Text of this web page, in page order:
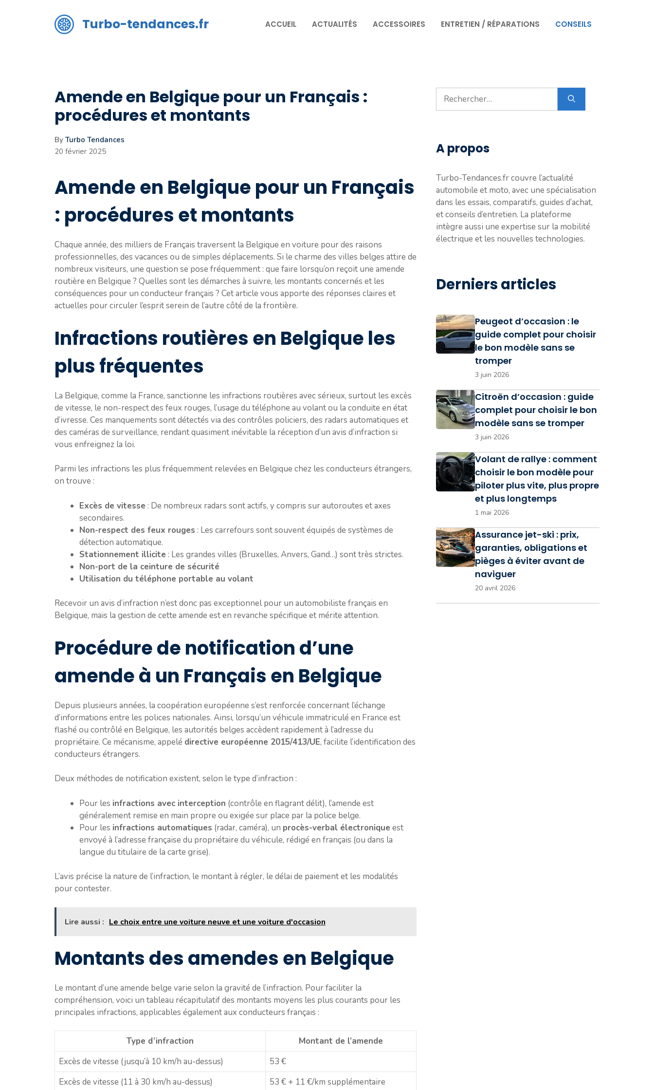
Turbo-tendances.fr ACCUEIL ACTUALITÉS ACCESSOIRES ENTRETIEN / RÉPARATIONS CONSEILS
Amende en Belgique pour un Français :
procédures et montants
By Turbo Tendances
20 février 2025
Amende en Belgique pour un Français
: procédures et montants
Chaque année, des milliers de Français traversent la Belgique en voiture pour des raisons
professionnelles, des vacances ou de simples déplacements. Si le charme des villes belges attire de
nombreux visiteurs, une question se pose fréquemment : que faire lorsqu’on reçoit une amende
routière en Belgique ? Quelles sont les démarches à suivre, les montants concernés et les
conséquences pour un conducteur français ? Cet article vous apporte des réponses claires et
actuelles pour circuler l’esprit serein de l’autre côté de la frontière.
Infractions routières en Belgique les
plus fréquentes
La Belgique, comme la France, sanctionne les infractions routières avec sérieux, surtout les excès
de vitesse, le non-respect des feux rouges, l’usage du téléphone au volant ou la conduite en état
d’ivresse. Ces manquements sont détectés via des contrôles policiers, des radars automatiques et
des caméras de surveillance, rendant quasiment inévitable la réception d’un avis d’infraction si
vous enfreignez la loi.
Parmi les infractions les plus fréquemment relevées en Belgique chez les conducteurs étrangers,
on trouve :
Excès de vitesse : De nombreux radars sont actifs, y compris sur autoroutes et axes
secondaires.
Non-respect des feux rouges : Les carrefours sont souvent équipés de systèmes de
détection automatique.
Stationnement illicite : Les grandes villes (Bruxelles, Anvers, Gand…) sont très strictes.
Non-port de la ceinture de sécurité
Utilisation du téléphone portable au volant
Recevoir un avis d’infraction n’est donc pas exceptionnel pour un automobiliste français en
Belgique, mais la gestion de cette amende est en revanche spécifique et mérite attention.
Procédure de notification d’une
amende à un Français en Belgique
Depuis plusieurs années, la coopération européenne s’est renforcée concernant l’échange
d’informations entre les polices nationales. Ainsi, lorsqu’un véhicule immatriculé en France est
flashé ou contrôlé en Belgique, les autorités belges accèdent rapidement à l’adresse du
propriétaire. Ce mécanisme, appelé directive européenne 2015/413/UE, facilite l’identification des
conducteurs étrangers.
Deux méthodes de notification existent, selon le type d’infraction :
Pour les infractions avec interception (contrôle en flagrant délit), l’amende est
généralement remise en main propre ou exigée sur place par la police belge.
Pour les infractions automatiques (radar, caméra), un procès-verbal électronique est
envoyé à l’adresse française du propriétaire du véhicule, rédigé en français (ou dans la
langue du titulaire de la carte grise).
L’avis précise la nature de l’infraction, le montant à régler, le délai de paiement et les modalités
pour contester.
Lire aussi : Le choix entre une voiture neuve et une voiture d'occasion
Montants des amendes en Belgique
Le montant d’une amende belge varie selon la gravité de l’infraction. Pour faciliter la
compréhension, voici un tableau récapitulatif des montants moyens les plus courants pour les
principales infractions, applicables également aux conducteurs français :
Type d’infraction
Montant de l’amende
Excès de vitesse (jusqu’à 10 km/h au-dessus)
53 €
Excès de vitesse (11 à 30 km/h au-dessus)
53 € + 11 €/km supplémentaire
Rechercher :
A propos
Turbo-Tendances.fr couvre l’actualité
automobile et moto, avec une spécialisation
dans les essais, comparatifs, guides d’achat,
et conseils d’entretien. La plateforme
intègre aussi une expertise sur la mobilité
électrique et les nouvelles technologies.
Derniers articles
Peugeot d’occasion : le
guide complet pour choisir
le bon modèle sans se
tromper
3 juin 2026
Citroën d’occasion : guide
complet pour choisir le bon
modèle sans se tromper
3 juin 2026
Volant de rallye : comment
choisir le bon modèle pour
piloter plus vite, plus propre
et plus longtemps
1 mai 2026
Assurance jet-ski : prix,
garanties, obligations et
pièges à éviter avant de
naviguer
20 avril 2026